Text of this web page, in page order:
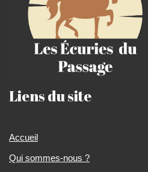
Liens du site
Accueil
Qui sommes-nous ?